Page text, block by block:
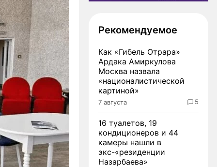
Рекомендуемое
Как «Гибель Отрара»
Ардака Амиркулова
Москва назвала
«националистической
картиной»
7 августа 5
16 туалетов, 19
кондиционеров и 44
камеры нашли в
экс-«резиденции
Назарбаева»